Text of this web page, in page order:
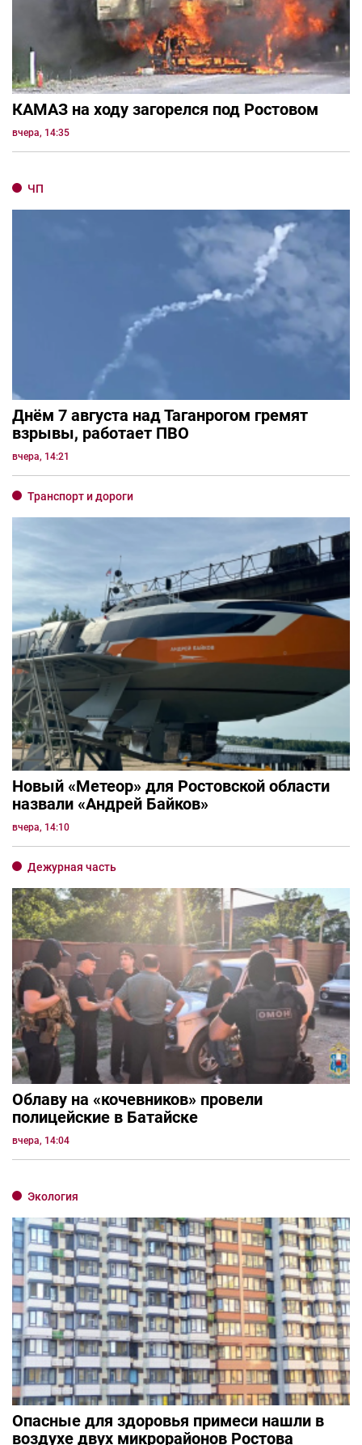
КАМАЗ на ходу загорелся под Ростовом
вчера, 14:35
ЧП
Днём 7 августа над Таганрогом гремят
взрывы, работает ПВО
вчера, 14:21
Транспорт и дороги
Новый «Метеор» для Ростовской области
назвали «Андрей Байков»
вчера, 14:10
Дежурная часть
Облаву на «кочевников» провели
полицейские в Батайске
вчера, 14:04
Экология
Опасные для здоровья примеси нашли в
воздухе двух микрорайонов Ростова